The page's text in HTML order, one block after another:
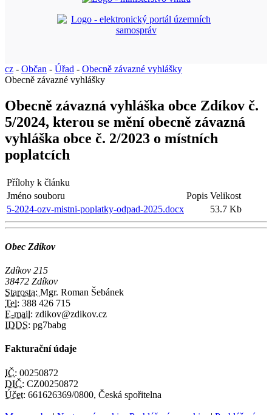
cz - Občan - Úřad - Obecně závazné vyhlášky
Obecně závazné vyhlášky
Obecně závazná vyhláška obce Zdíkov č.
5/2024, kterou se mění obecně závazná
vyhláška obce č. 2/2023 o místních
poplatcích
Přílohy k článku
Jméno souboru
Popis Velikost
5-2024-ozv-mistni-poplatky-odpad-2025.docx
53.7 Kb
Obec Zdíkov
Zdíkov 215
38472 Zdíkov
Starosta: Mgr. Roman Šebánek
Tel: 388 426 715
E-mail: zdikov@zdikov.cz
IDDS: pg7babg
Fakturační údaje
IČ: 00250872
DIČ: CZ00250872
Účet: 661626369/0800, Česká spořitelna